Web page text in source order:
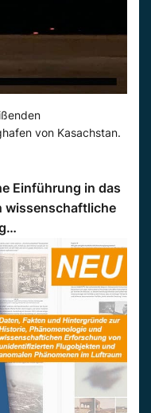
von Kasachstan.
Einführung in das
wissenschaftliche
…